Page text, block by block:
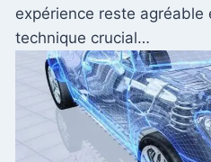
expérience reste
technique crucial…